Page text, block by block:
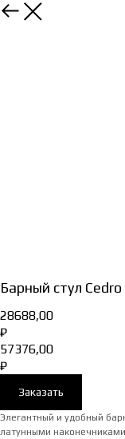
Барный стул Cedro
28688,00
₽
57376,00
₽
Заказать
Элегантный и удобный
латунными